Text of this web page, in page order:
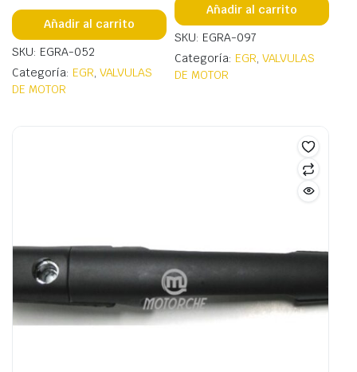
Añadir al carrito
SKU: EGRA-052
Categoría: EGR, VALVULAS
DE MOTOR
Añadir al carrito
SKU: EGRA-097
Categoría: EGR, VALVULAS
DE MOTOR